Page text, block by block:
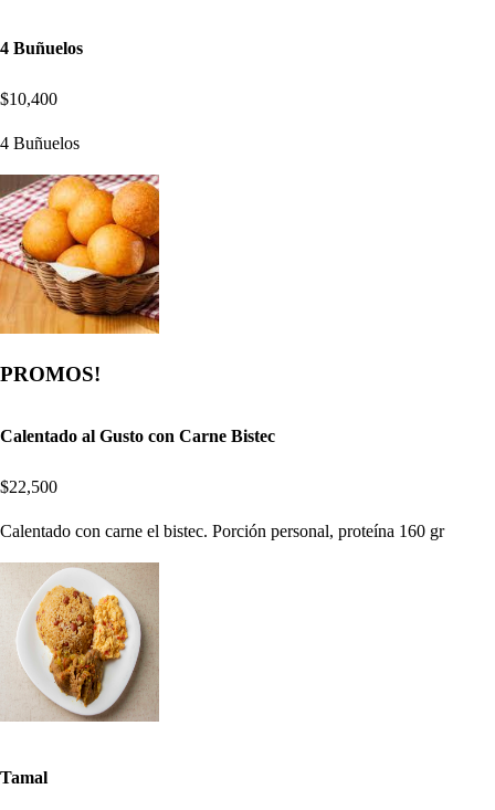
4 Buñuelos
$10,400
4 Buñuelos
PROMOS!
Calentado al Gusto con Carne Bistec
$22,500
Calentado con carne el bistec. Porción personal, proteína 160 gr
Tamal